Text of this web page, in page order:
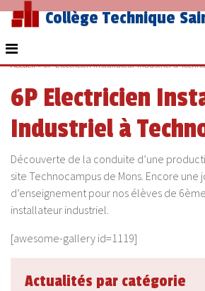
Collège Technique
Accueil»6P Electricien Installateur Industriel à
6P Electricien
Industriel à
Découverte de la conduite d’une
site Technocampus de Mons. Encore une
d’enseignement pour nos élèves de
installateur industriel.
[awesome-gallery id=1119]
Actualités par catégorie